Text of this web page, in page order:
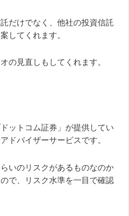
だけでなく、他社の投資信託
してくれます。
の見直しもしてくれます。
ットコム証券」が提供してい
ドバイザーサービスです。
いのリスクがあるものなのか
で、リスク水準を一目で確認